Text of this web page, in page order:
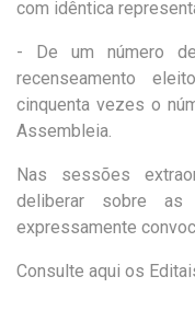
com idêntica
- De um número
recenseamento
cinquenta vezes o
Assembleia.
Nas sessões
deliberar sobre
expressamente
Consulte aqui os